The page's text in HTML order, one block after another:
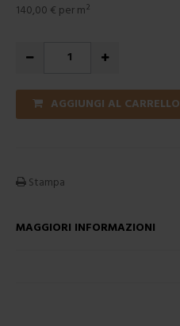
140,00 € per m²
AGGIUNGI AL CARRELLO
Stampa
MAGGIORI INFORMAZIONI